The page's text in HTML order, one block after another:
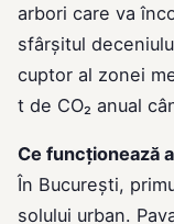
arbori care va
sfârşitul
cuptor al zonei
t de CO₂ anual
Ce funcţionează
În București,
solului urban.